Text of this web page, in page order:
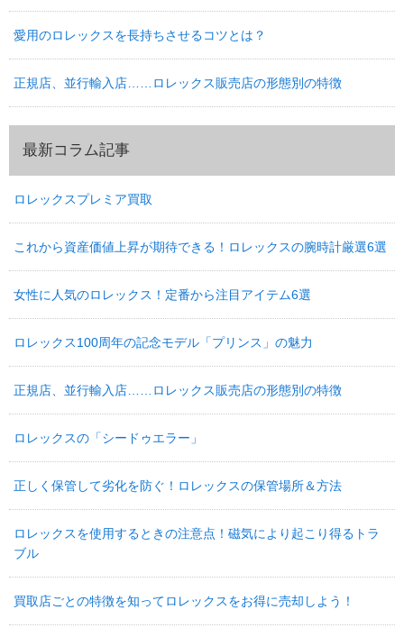
愛用のロレックスを長持ちさせるコツとは？
正規店、並行輸入店……ロレックス販売店の形態別の特徴
最新コラム記事
ロレックスプレミア買取
これから資産価値上昇が期待できる！ロレックスの腕時計厳選6選
女性に人気のロレックス！定番から注目アイテム6選
ロレックス100周年の記念モデル「プリンス」の魅力
正規店、並行輸入店……ロレックス販売店の形態別の特徴
ロレックスの「シードゥエラー」
正しく保管して劣化を防ぐ！ロレックスの保管場所＆方法
ロレックスを使用するときの注意点！磁気により起こり得るトラ
ブル
買取店ごとの特徴を知ってロレックスをお得に売却しよう！